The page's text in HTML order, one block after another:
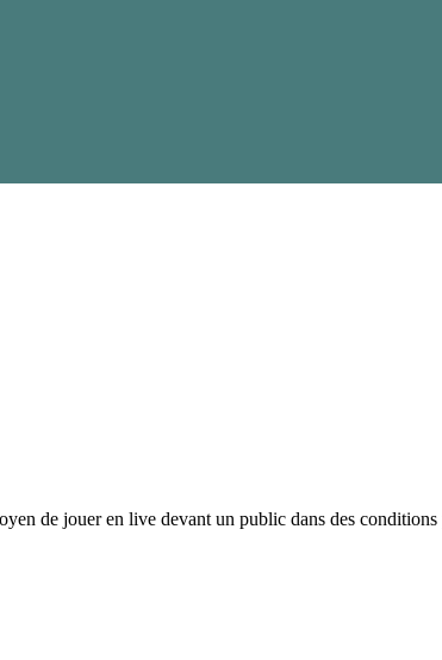
de jouer en live devant un public dans des conditions